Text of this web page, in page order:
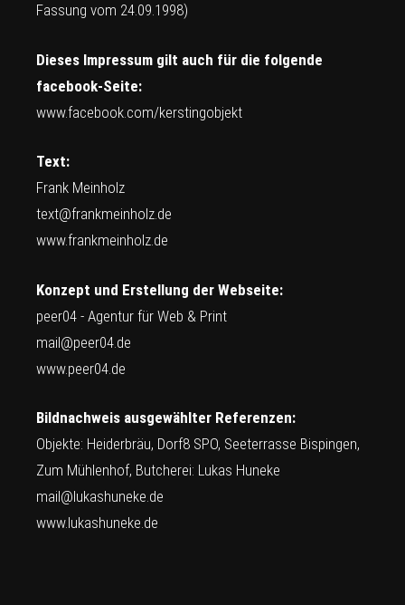
Fassung vom 24.09.1998)
Dieses Impressum gilt auch für die folgende
facebook-Seite:
www.facebook.com/kerstingobjekt
Text:
Frank Meinholz
text@frankmeinholz.de
www.frankmeinholz.de
Konzept und Erstellung der Webseite:
peer04 - Agentur für Web & Print
mail@peer04.de
www.peer04.de
Bildnachweis ausgewählter Referenzen:
Objekte: Heiderbräu, Dorf8 SPO, Seeterrasse Bispingen,
Zum Mühlenhof, Butcherei: Lukas Huneke
mail@lukashuneke.de
www.lukashuneke.de